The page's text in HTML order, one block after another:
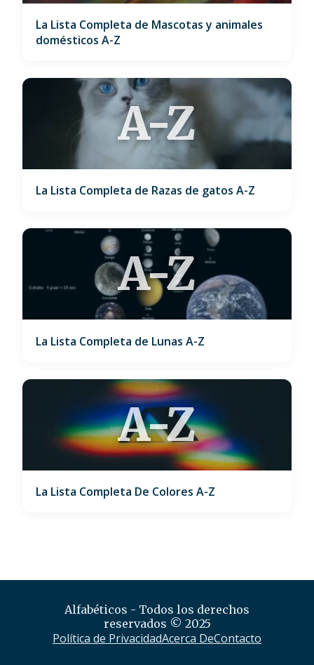
La Lista Completa de Mascotas y animales
domésticos A-Z
A-Z
La Lista Completa de Razas de gatos A-Z
A-Z
La Lista Completa de Lunas A-Z
A-Z
La Lista Completa De Colores A-Z
Alfabéticos - Todos los derechos
reservados © 2025
Política de PrivacidadAcerca DeContacto